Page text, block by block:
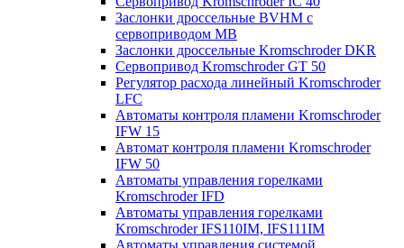
Заслонки дроссельные BVHM с
сервоприводом МВ
Заслонки дроссельные Kromschroder DKR
Cервопривод Kromschroder GT 50
Регулятор расхода линейный Kromschroder
LFC
Автоматы контроля пламени Kromschroder
IFW 15
Автомат контроля пламени Kromschroder
IFW 50
Автоматы управления горелками
Kromschroder IFD
Автоматы управления горелками
Kromschroder IFS110IM, IFS111IM
Автоматы управления системой